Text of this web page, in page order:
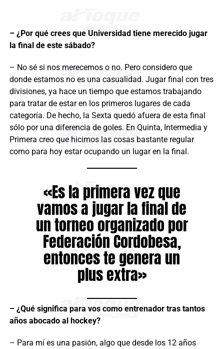
– ¿Por qué crees que Universidad tiene merecido jugar
la final de este sábado?
– No sé si nos merecemos o no. Pero considero que
donde estamos no es una casualidad. Jugar final con tres
divisiones, ya hace un tiempo que estamos trabajando
para tratar de estar en los primeros lugares de cada
categoría. De hecho, la Sexta quedó afuera de esta final
sólo por una diferencia de goles. En Quinta, Intermedia y
Primera creo que hicimos las cosas bastante regular
como para hoy estar ocupando un lugar en la final.
«Es la primera vez que
vamos a jugar la final de
un torneo organizado por
Federación Cordobesa,
entonces te genera un
plus extra»
– ¿Qué significa para vos como entrenador tras tantos
años abocado al hockey?
– Para mí es una pasión, algo que desde los 12 años